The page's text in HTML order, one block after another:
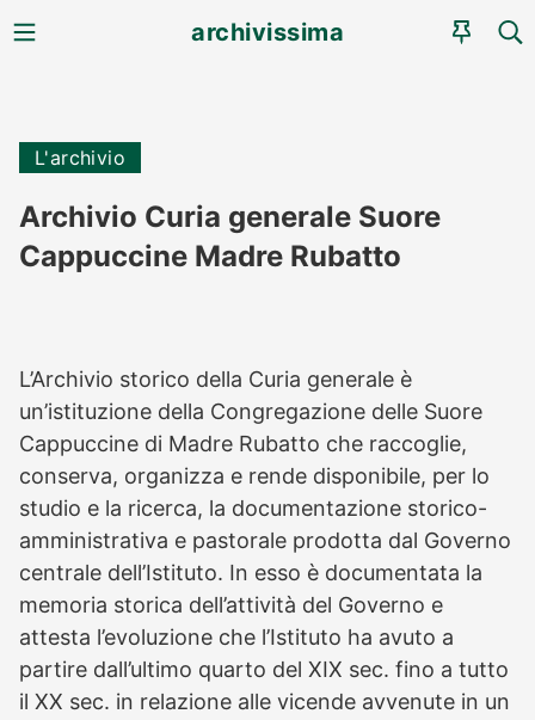
MENU archivissima
L'archivio
Archivio Curia generale Suore
Cappuccine Madre Rubatto
L’Archivio storico della Curia generale è
un’istituzione della Congregazione delle Suore
Cappuccine di Madre Rubatto che raccoglie,
conserva, organizza e rende disponibile, per lo
studio e la ricerca, la documentazione storico-
amministrativa e pastorale prodotta dal Governo
centrale dell’Istituto. In esso è documentata la
memoria storica dell’attività del Governo e
attesta l’evoluzione che l’Istituto ha avuto a
partire dall’ultimo quarto del XIX sec. fino a tutto
il XX sec. in relazione alle vicende avvenute in un